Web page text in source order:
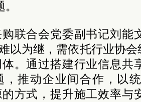
联合会党委副书记刘能
以为继，需依托行业协
。通过搭建行业信息共
，推动企业间合作，以
方式，提升施工效率与